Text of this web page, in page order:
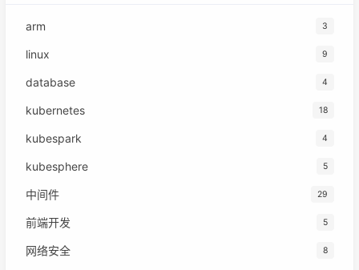
arm 3
linux 9
database 4
kubernetes 18
kubespark 4
kubesphere 5
中间件 29
前端开发 5
网络安全 8